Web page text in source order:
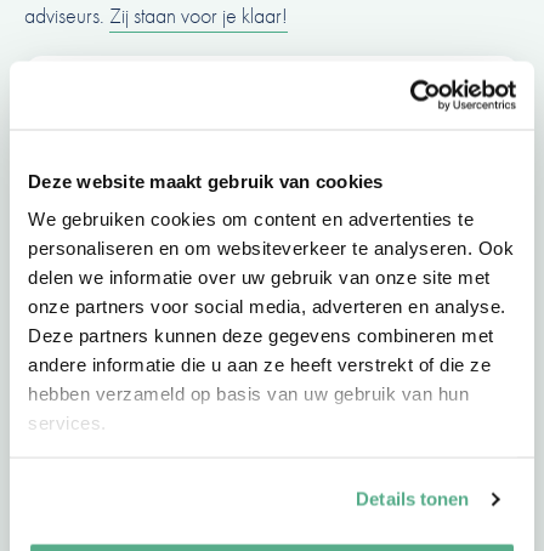
Deze website maakt gebruik van cookies
We gebruiken cookies om content en advertenties te
personaliseren en om websiteverkeer te analyseren. Ook
delen we informatie over uw gebruik van onze site met
onze partners voor social media, adverteren en analyse.
Deze partners kunnen deze gegevens combineren met
andere informatie die u aan ze heeft verstrekt of die ze
hebben verzameld op basis van uw gebruik van hun
services.
Details tonen
adviseurs. Zij staan voor je klaar!
Onze adviseurs staan voor je
Onze adviseurs zijn stuk voor stuk betrokken en
sympathieke professionals. Ze blinken uit in daadkracht
en expertise. Zij zijn altijd bereikbaar en altijd dichtbij.
Ook bij jou in de buurt.